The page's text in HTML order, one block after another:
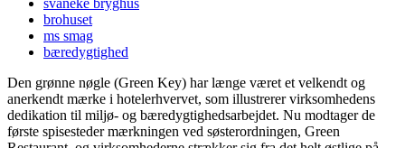
svaneke bryghus
brohuset
ms smag
bæredygtighed
Den grønne nøgle (Green Key) har længe været et velkendt og
anerkendt mærke i hotelerhvervet, som illustrerer virksomhedens
dedikation til miljø- og bæredygtighedsarbejdet. Nu modtager de
første spisesteder mærkningen ved søsterordningen, Green